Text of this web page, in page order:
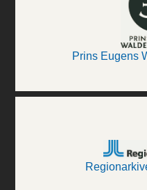
Prins Eugens